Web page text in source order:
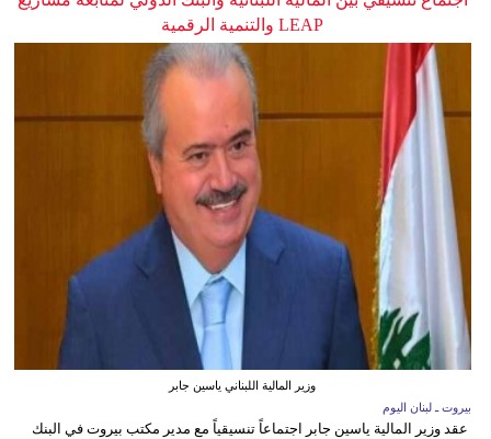
LEAP والتنمية الرقمية
وزير المالية اللبناني ياسين جابر
بيروت ـ لبنان اليوم
عقد وزير المالية ياسين جابر اجتماعاً تنسيقياً مع مدير مكتب بيروت في البنك